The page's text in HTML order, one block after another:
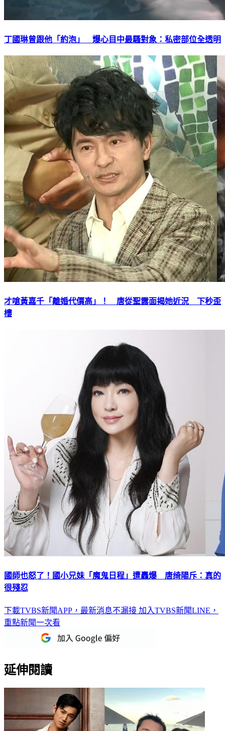
丁國琳曾跟他「約泡」 爆心目中最騷對象：私密部位全透明
才嗆黃嘉千「離婚代價高」！ 唐從聖露面揭她近況 下秒歪
樓
國師也怒了！國小兄妹「魔鬼日程」遭轟爆 唐绮陽斥：真的
很殘忍
下載TVBS新聞APP，最新消息不漏接 加入TVBS新聞LINE，
重點新聞一次看
延伸閱讀